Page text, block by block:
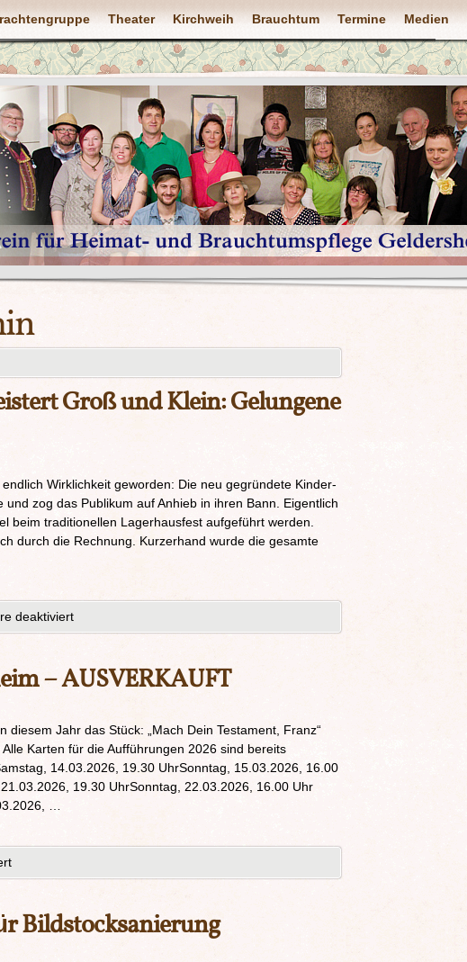
Theater Kirchweih Brauchtum Termine Medien
Groß und Klein: Gelungene
Wirklichkeit geworden: Die neu gegründete Kinder-
zog das Publikum auf Anhieb in ihren Bann. Eigentlich
beim traditionellen Lagerhausfest aufgeführt werden.
durch die Rechnung. Kurzerhand wurde die gesamte
deaktiviert
– AUSVERKAUFT
Jahr das Stück: „Mach Dein Testament, Franz“
Karten für die Aufführungen 2026 sind bereits
14.03.2026, 19.30 UhrSonntag, 15.03.2026, 16.00
19.30 UhrSonntag, 22.03.2026, 16.00 Uhr
…
Bildstocksanierung